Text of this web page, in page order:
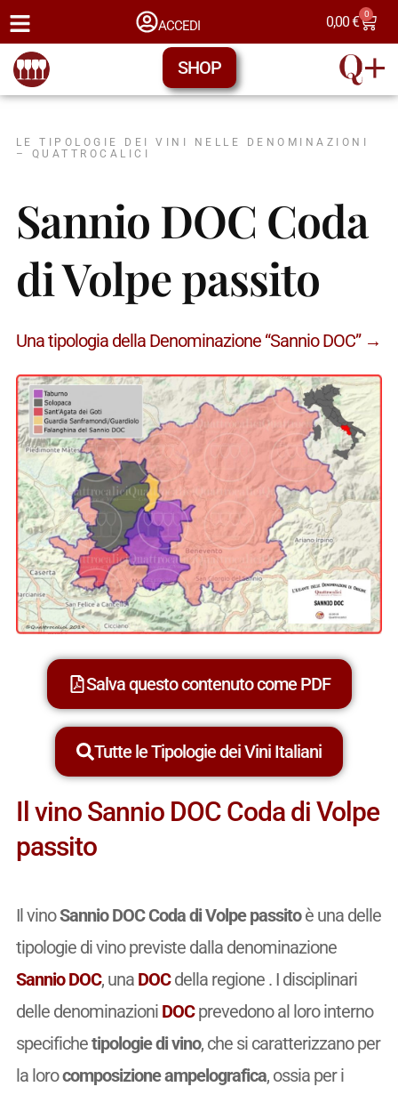
ACCEDI 0,00€ 0
SHOP
LE TIPOLOGIE DEI VINI NELLE DENOMINAZIONI
– QUATTROCALICI
Sannio DOC Coda
di Volpe passito
Una tipologia della Denominazione “Sannio DOC” →
Salva questo contenuto come PDF
Tutte le Tipologie dei Vini Italiani
Il vino Sannio DOC Coda di Volpe
passito
Il vinoSannio DOC Coda di Volpe passitoè una delle
tipologie di vino previste dalla denominazione
Sannio DOC, una DOCdella regione . I disciplinari
delle denominazioni DOCprevedono al loro interno
specifichetipologie di vino, che si caratterizzano per
la lorocomposizione ampelografica, ossia per i